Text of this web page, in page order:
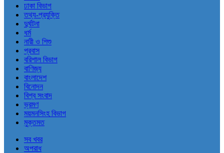
ঢাকা বিভাগ
তথ্য-প্রযুক্তি
দুর্ঘটনা
ধর্ম
নারী ও শিশু
প্রবাস
বরিশাল বিভাগ
বাণিজ্য
বাংলাদেশ
বিনোদন
বিশ্ব সংবাদ
ভ্রমণ
ময়মনসিংহ বিভাগ
মুক্তমত
সব খবর
অপরাধ